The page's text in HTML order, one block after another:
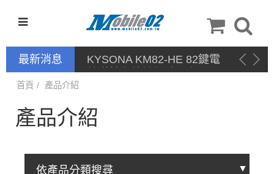
最新消息 停產通告
首頁 產品介紹
產品介紹